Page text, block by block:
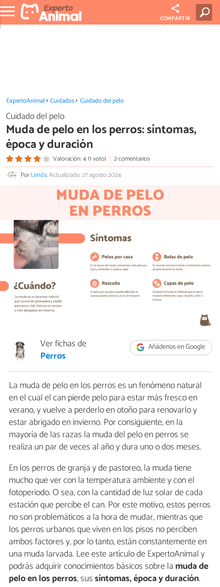
COMPARTIR
ExpertoAnimal Cuidados Cuidado del pelo
Cuidado del pelo
Muda de pelo en los perros: síntomas,
época y duración
Valoración: 4 (1 voto)
2 comentarios
PorLenda.Actualizado: 27 agosto 2024
Añádenos en Google
Ver fichas de
Perros
La muda de pelo en los perros es un fenómeno natural
en el cual el can pierde pelo para estar más fresco en
verano, y vuelve a perderlo en otoño para renovarlo y
estar abrigado en invierno. Por consiguiente, en la
mayoría de las razas la muda del pelo en perros se
realiza un par de veces al año y dura uno o dos meses.
En los perros de granja y de pastoreo, la muda tiene
mucho que ver con la temperatura ambiente y con el
fotoperiodo. O sea, con la cantidad de luz solar de cada
estación que percibe el can. Por este motivo, estos perros
no son problemáticos a la hora de mudar, mientras que
los perros urbanos que viven en los pisos no perciben
ambos factores y, por lo tanto, están constantemente en
una muda larvada. Lee este artículo de ExpertoAnimal y
podrás adquirir conocimientos básicos sobre la muda de
pelo en los perros, sussíntomas, época y duración.